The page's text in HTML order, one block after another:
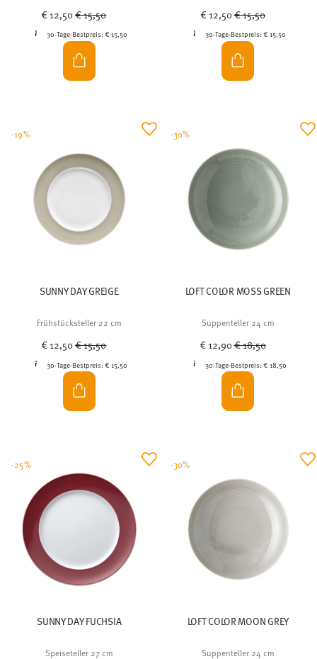
€ 12,50Price reduced from
€ 15,50
30-Tage-Bestpreis: € 15,50
€ 12,50Price reduced from
€ 15,50
30-Tage-Bestpreis:€ 15,50
SUNNY DAY GREIGE
Frühstücksteller 22 cm
€ 12,50Price reduced from
€ 15,50
30-Tage-Bestpreis: € 15,50
-19%
LOFT COLOR MOSS GREEN
Suppenteller 24 cm
€ 12,90Price reduced from
€ 18,50
30-Tage-Bestpreis: € 18,50
-30%
SUNNY DAY FUCHSIA
Speiseteller 27 cm
-25%
LOFT COLOR MOON GREY
Suppenteller 24 cm
-30%